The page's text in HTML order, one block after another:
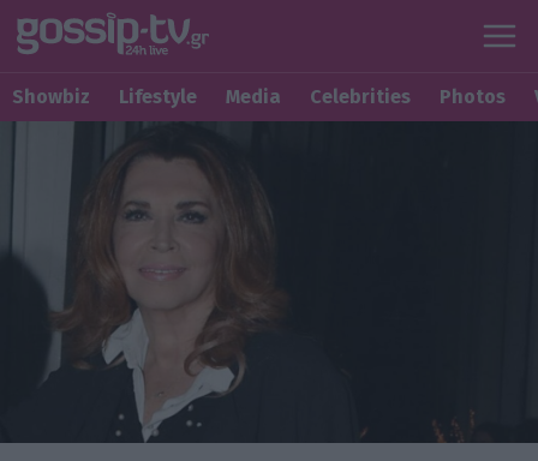
Showbiz Lifestyle Media Celebrities Photos